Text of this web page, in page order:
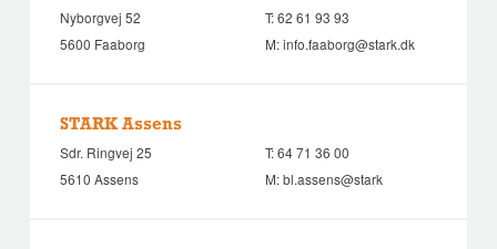
Nyborgvej 52
5600 Faaborg
T:62 61 93 93
M:info.faaborg@stark.dk
STARK Assens
Sdr. Ringvej 25
5610 Assens
T:64 71 36 00
M:bl.assens@stark